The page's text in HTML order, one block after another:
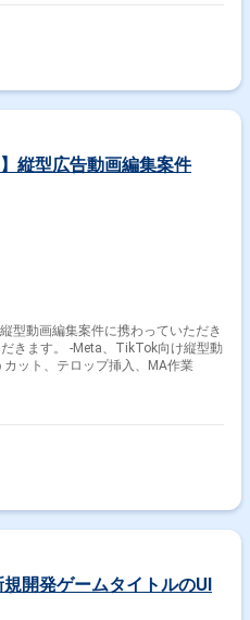
縦型広告動画編集案件
型動画編集案件に携わっていただき
向け縦型動
伴うカット、テロップ挿入、MA作業
開発ゲームタイトルのUI